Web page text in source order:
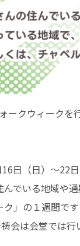
ークウィークを
日（日）〜22日
でいる地域や通
」の１週間です
会は会堂では行